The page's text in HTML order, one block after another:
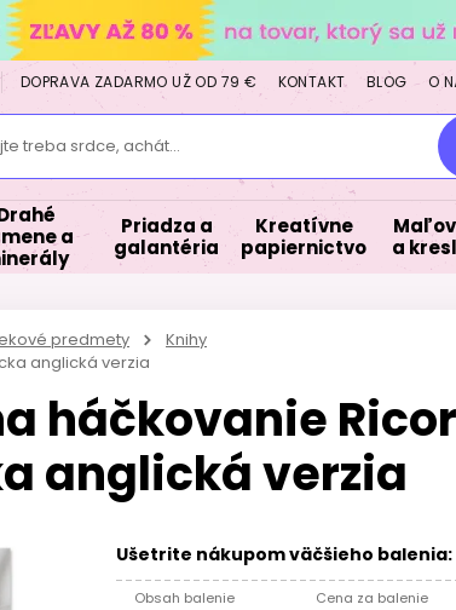
DOPRAVA ZADARMO UŽ OD 79 € KONTAKT BLOG O
treba srdce, achát...
a
Priadza a
galantéria
Kreatívne
papiernictvo
a
predmety
Knihy
anglická verzia
háčkovanie
anglická verzia
Ušetrite nákupom väčšieho balenia:
Obsah balenie Cena za balenie